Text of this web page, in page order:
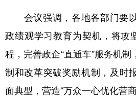
会议强调，各地各部门要
政绩观学习教育为契机，将攻
程，完善政企“直通车”服务机
制和改革突破奖励机制，及时
面典型，营造“万众一心优化营